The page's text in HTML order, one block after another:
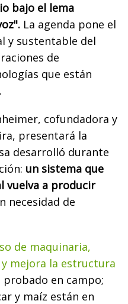
bajo el lema
La agenda pone el
y sustentable del
de
que están
cofundadora y
presentará la
desarrolló durante
un sistema que
vuelva a producir
necesidad de
de maquinaria,
mejora la estructura
probado en campo;
y maíz están en